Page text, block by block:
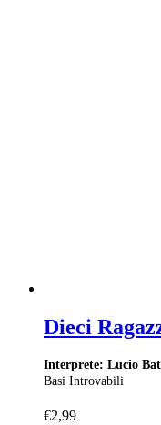
Dieci
Interprete: Lucio
Basi Introvabili
€2,99